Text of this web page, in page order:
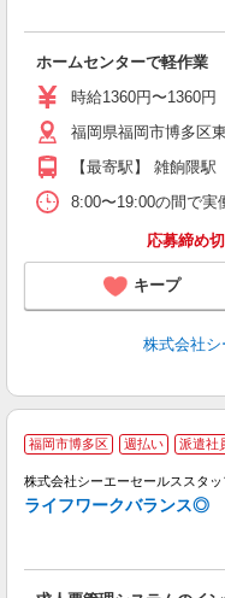
ホームセンターで軽作業
時給1360円〜1360
福岡県福岡市博多区
【最寄駅】 雑餉隈駅
8:00〜19:00の間で
応募締め
キープ
株式会社
福岡市博多区 週払い 派遣社
株式会社シーエーセールススタッ
ライフワークバランス◎